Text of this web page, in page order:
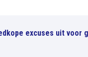
excuses uit voor